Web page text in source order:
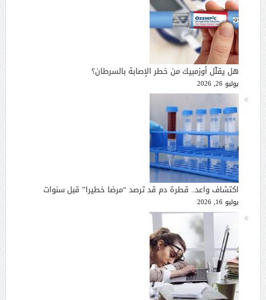
هل يقلّل أوزمبيك من خطر الإصابة بالسرطان؟
يوليو 26, 2026
اكتشاف واعد.. قطرة دم قد ترصد “مرضا خطيرا” قبل سنوات
يوليو 16, 2026